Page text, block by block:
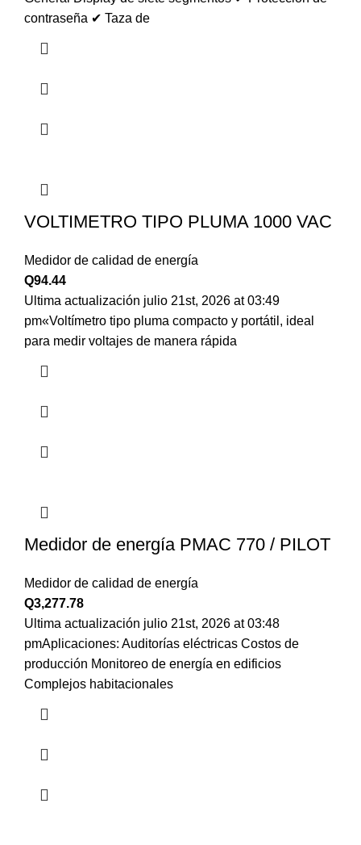
contraseña ✔ Taza de
VOLTIMETRO TIPO PLUMA 1000 VAC
Medidor de calidad de energía
Q94.44
Ultima actualización julio 21st, 2026 at 03:49
pm«Voltímetro tipo pluma compacto y portátil, ideal
para medir voltajes de manera rápida
Medidor de energía PMAC 770 / PILOT
Medidor de calidad de energía
Q3,277.78
Ultima actualización julio 21st, 2026 at 03:48
pmAplicaciones: Auditorías eléctricas Costos de
producción Monitoreo de energía en edificios
Complejos habitacionales